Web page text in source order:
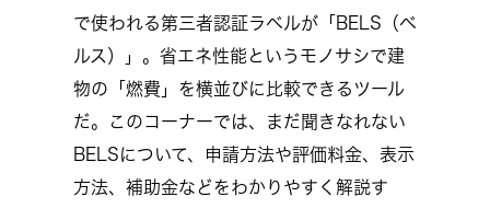
で使われる第三者認証ラベルが「BELS（ベ
ルス）」。省エネ性能というモノサシで建
物の「燃費」を横並びに比較できるツール
だ。このコーナーでは、まだ聞きなれない
BELSについて、申請方法や評価料金、表示
方法、補助金などをわかりやすく解説す